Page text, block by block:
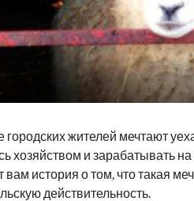
городских жителей мечтают
хозяйством и зарабатывать
вам история о том, что такая
действительность.